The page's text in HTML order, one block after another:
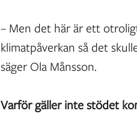
– Men det här är ett
klimatpåverkan så det
säger Ola Månsson.
Varför gäller inte stödet